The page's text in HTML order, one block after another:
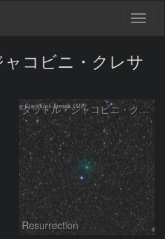
コビニ・クレサ
タットル・ジャコビニ・クレサーク彗星 (41P) 5/29
Resurrection